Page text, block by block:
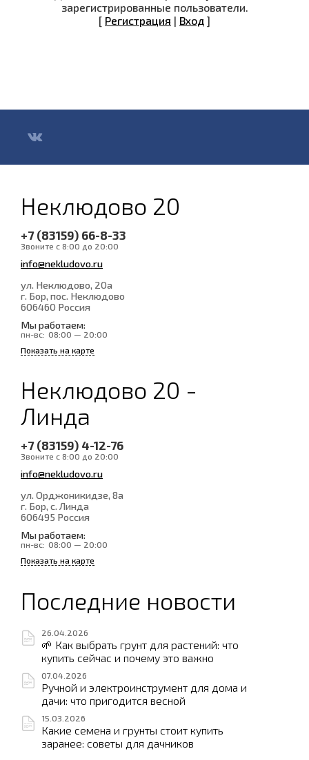
зарегистрированные пользователи.
[ Регистрация | Вход ]
Неклюдово 20
+7 (83159) 66-8-33
Звоните с 8:00 до 20:00
info@nekludovo.ru
ул. Неклюдово, 20а
г. Бор, пос. Неклюдово
606460 Россия
Мы работаем:
пн-вс: 08:00 — 20:00
Показать на карте
Неклюдово 20 -
Линда
+7 (83159) 4-12-76
Звоните с 8:00 до 20:00
info@nekludovo.ru
ул. Орджоникидзе, 8а
г. Бор, с. Линда
606495 Россия
Мы работаем:
пн-вс: 08:00 — 20:00
Показать на карте
Последние новости
26.04.2026
🌱 Как выбрать грунт для растений: что
купить сейчас и почему это важно
07.04.2026
Ручной и электроинструмент для дома и
дачи: что пригодится весной
15.03.2026
Какие семена и грунты стоит купить
заранее: советы для дачников